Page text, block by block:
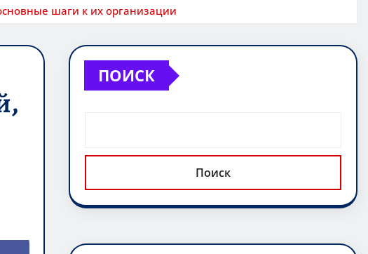
шаги к их организации
ПОИСК
Поиск